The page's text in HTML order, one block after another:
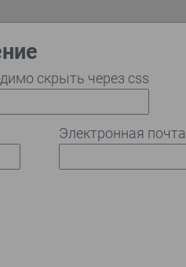
скрыть через css
Электронная почта